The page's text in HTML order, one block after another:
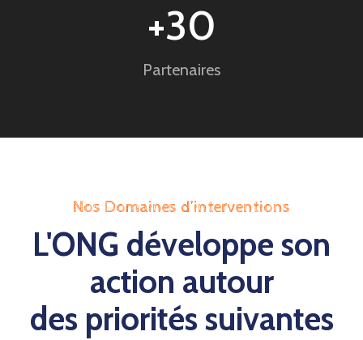
+30
Partenaires
Nos Domaines d’interventions
L'ONG développe son
action autour
des priorités suivantes